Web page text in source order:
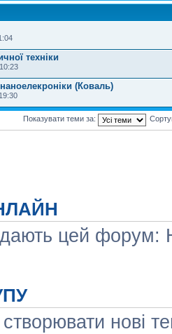
техніки
(Коваль)
Показувати теми за:
цей форум:
створювати нові